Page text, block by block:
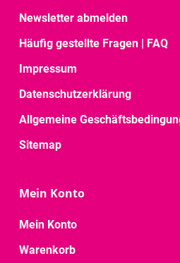
Newsletter abmelden
Häufig gestellte Fragen | FAQ
Impressum
Datenschutzerklärung
Allgemeine
Sitemap
Mein Konto
Mein Konto
Warenkorb